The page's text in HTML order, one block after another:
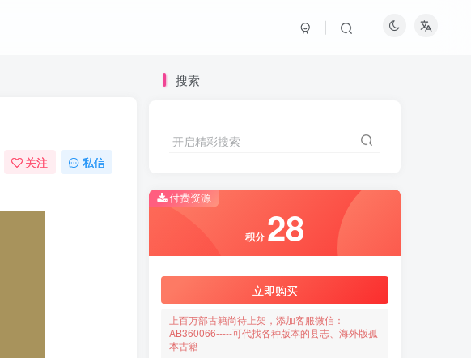
关注 私信
搜索
开启精彩搜索
付费资源
积分 28
立即购买
上百万部古籍尚待上架，添加客服微信：
AB360066-----可代找各种版本的县志、海外版孤
本古籍